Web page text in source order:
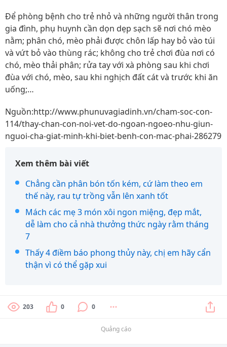
Để phòng bệnh cho trẻ nhỏ và những người thân trong
gia đình, phụ huynh cần dọn dẹp sạch sẽ nơi chó mèo
nằm; phân chó, mèo phải được chôn lấp hay bỏ vào túi
và vứt bỏ vào thùng rác; không cho trẻ chơi đùa nơi có
chó, mèo thải phân; rửa tay với xà phòng sau khi chơi
đùa với chó, mèo, sau khi nghịch đất cát và trước khi ăn
uống;…
Nguồn:http://www.phunuvagiadinh.vn/cham-soc-con-
114/thay-chan-con-noi-vet-do-ngoan-ngoeo-nhu-giun-
nguoi-cha-giat-minh-khi-biet-benh-con-mac-phai-286279
Xem thêm bài viết
Chẳng cần phân bón tốn kém, cứ làm theo em
thế này, rau tự trồng vẫn lên xanh tốt
Mách các mẹ 3 món xôi ngon miệng, đẹp mắt,
dễ làm cho cả nhà thưởng thức ngày rằm tháng
7
Thấy 4 điềm báo phong thủy này, chị em hãy cẩn
thận vì có thể gặp xui
203 0 0
Quảng cáo